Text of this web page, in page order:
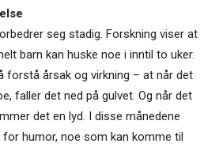
seg stadig. Forskning viser at
barn kan huske noe i inntil to uker.
forstå årsak og virkning – at når det
faller det ned på gulvet. Og når det
det en lyd. I disse månedene
humor, noe som kan komme til